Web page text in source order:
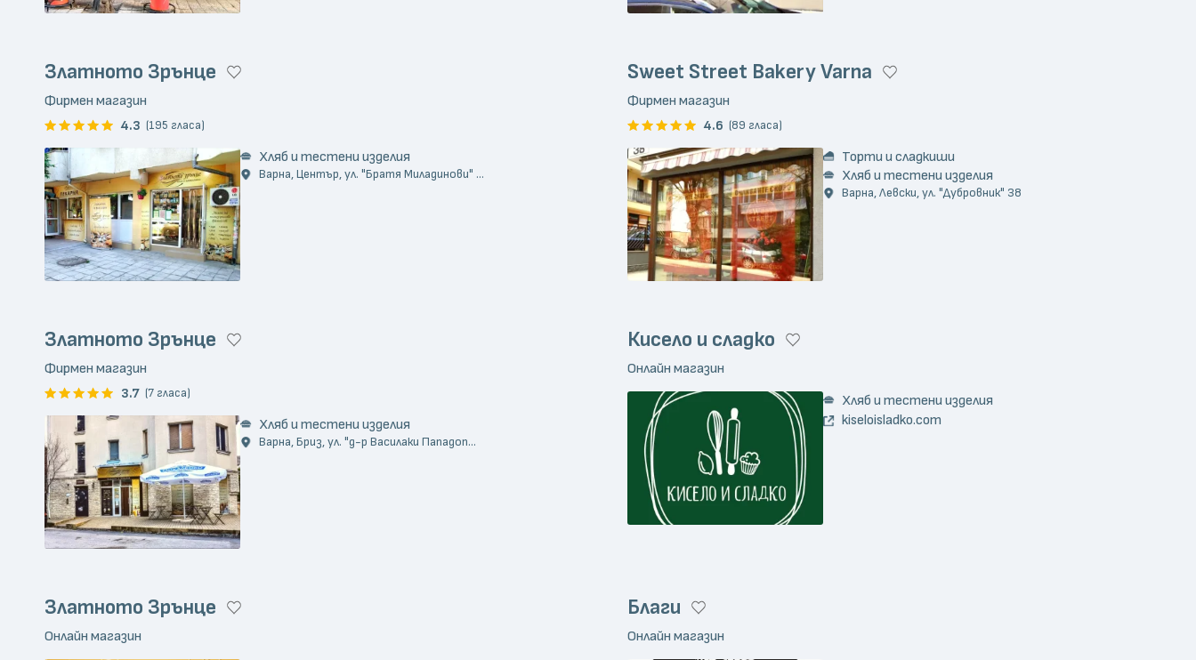
Златното Зрънце
Фирмен магазин
4.3 (195 гласа)
Хляб и тестени изделия
Варна, Център, ул. "Братя Миладинови" ...
Sweet Street Bakery Varna
Фирмен магазин
4.6 (89 гласа)
Торти и сладкиши
Хляб и тестени изделия
Варна, Левски, ул. "Дубровник" 38
Златното Зрънце
Фирмен магазин
3.7 (7 гласа)
Хляб и тестени изделия
Варна, Бриз, ул. "д-р Василаки Пападоп...
Кисело и сладко
Онлайн магазин
Хляб и тестени изделия
kiseloisladko.com
Златното Зрънце
Онлайн магазин
Благи
Онлайн магазин